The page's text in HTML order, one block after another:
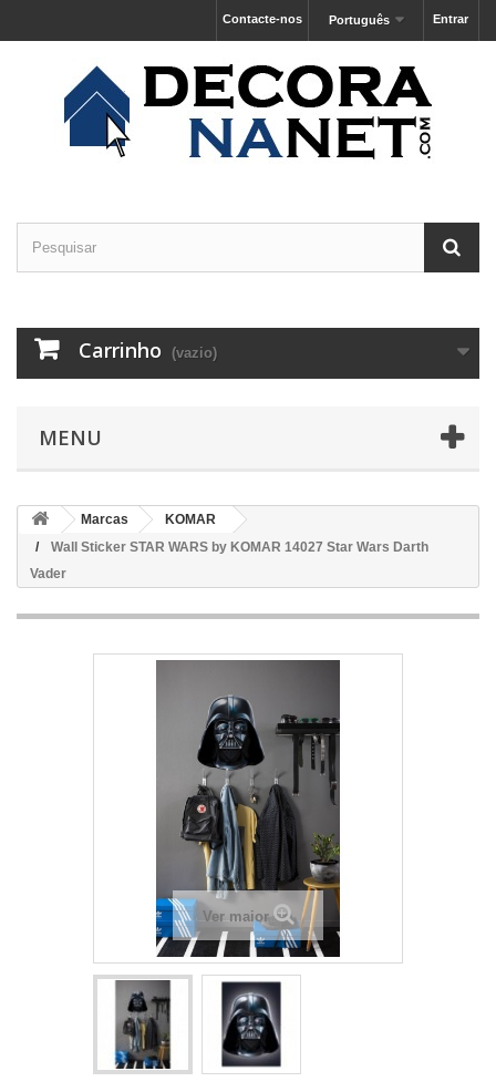
Entrar
Português
Contacte-nos
Carrinho (vazio)
MENU
Marcas
KOMAR
Wall Sticker STAR WARS by KOMAR 14027 Star Wars Darth
Vader
Ver maior